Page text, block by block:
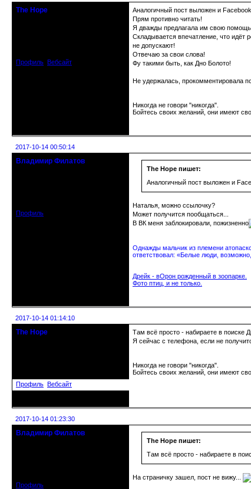
The Hope
Профиль Вебсайт
Аналогичный пост выложен и Facebook.
Прям противно читать!
Я дважды предлагала им свою
Складывается впечатление, что идёт
не допускают!
Отвечаю за свои слова!
Фу такими быть, как Дно Болото!
Не удержалась, прокомментировала
Никогда не говори "никогда".
Бойтесь своих желаний, они имеют
2017-10-14 00:50:14
Владимир Филатов
Профиль
The Hope пишет:
Аналогичный пост выложен и
Наталья, можно ссылочку?
Может получится пообщаться...
В ВК меня заблокировали, пожизненно
Однажды мальчик из племени
ответствовал: «Белые люди,
Дрейк - вОрон рожденный в зоопарке.
Фото птиц, и не только.
2017-10-14 01:14:10
The Hope
Профиль Вебсайт
Там всё просто - набираете в поиске
Я сейчас с телефона, если не
Никогда не говори "никогда".
Бойтесь своих желаний, они имеют
2017-10-14 01:23:30
Владимир Филатов
Профиль
The Hope пишет:
Там всё просто - набираете в
На страничку зашел, пост не вижу...